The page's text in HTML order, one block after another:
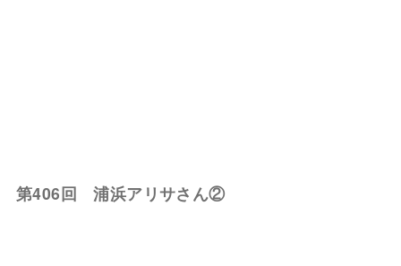
第406回 浦浜アリサさん②